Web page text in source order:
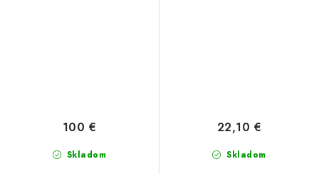
Skladom
100 €
Skladom
22,10 €